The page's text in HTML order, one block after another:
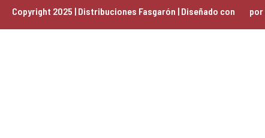
Copyright 2025 | Distribuciones Fasgarón | Diseñado con por